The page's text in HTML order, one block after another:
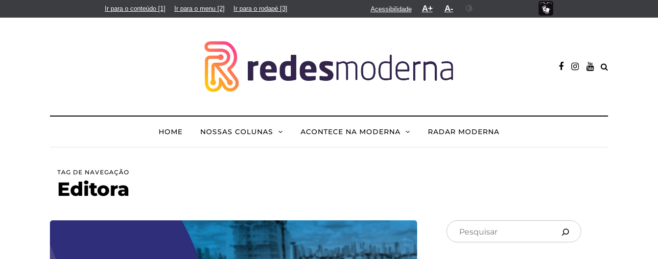
Ir para o conteúdo [1] Ir para o menu [2] Ir para o rodapé [3] Acessibilidade A+ A-
HOME NOSSAS COLUNAS ACONTECE NA MODERNA RADAR MODERNA
TAG DE NAVEGAÇÃO
Editora